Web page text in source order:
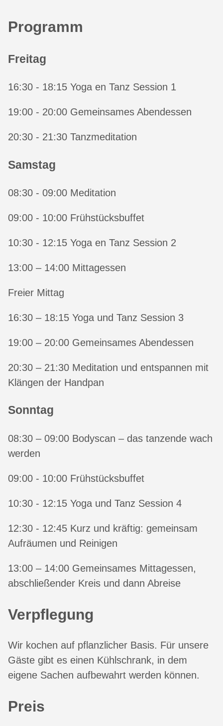
Programm
Freitag
16:30 - 18:15 Yoga en Tanz Session 1
19:00 - 20:00 Gemeinsames Abendessen
20:30 - 21:30 Tanzmeditation
Samstag
08:30 - 09:00 Meditation
09:00 - 10:00 Frühstücksbuffet
10:30 - 12:15 Yoga en Tanz Session 2
13:00 – 14:00 Mittagessen
Freier Mittag
16:30 – 18:15 Yoga und Tanz Session 3
19:00 – 20:00 Gemeinsames Abendessen
20:30 – 21:30 Meditation und entspannen mit
Klängen der Handpan
Sonntag
08:30 – 09:00 Bodyscan – das tanzende wach
werden
09:00 - 10:00 Frühstücksbuffet
10:30 - 12:15 Yoga und Tanz Session 4
12:30 - 12:45 Kurz und kräftig: gemeinsam
Aufräumen und Reinigen
13:00 – 14:00 Gemeinsames Mittagessen,
abschließender Kreis und dann Abreise
Verpflegung
Wir kochen auf pflanzlicher Basis. Für unsere
Gäste gibt es einen Kühlschrank, in dem
eigene Sachen aufbewahrt werden können.
Preis